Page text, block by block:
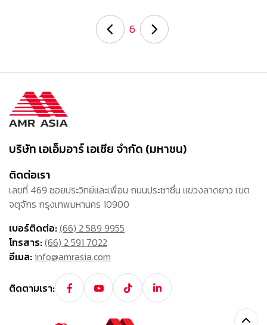
6
บริษัท เอเอ็มอาร์ เอเซีย จำกัด (มหาชน)
ติดต่อเรา
เลขที่ 469 ซอยประวิทย์และเพื่อน ถนนประชาชื่น แขวงลาดยาว เขต
จตุจักร กรุงเทพมหานคร 10900
เบอร์ติดต่อ:(66) 2 589 9955
โทรสาร:(66) 2 591 7022
อีเมล:info@amrasia.com
ติดตามเรา: